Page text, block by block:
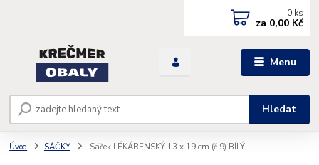
Menu
Hledat
0 ks
za 0,00 Kč
Úvod SÁČKY Sáček LÉKÁRENSKÝ 13 x 19 cm (č.9) BÍLÝ